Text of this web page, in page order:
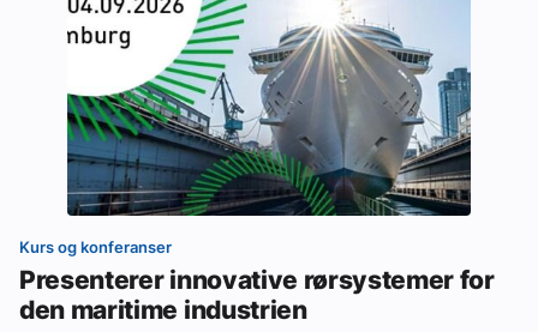
Kurs og konferanser
Presenterer innovative rørsystemer for
den maritime industrien